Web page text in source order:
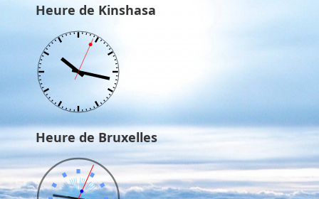
Heure de Kinshasa
Heure de Bruxelles